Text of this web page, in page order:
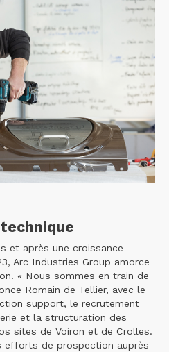
et après une croissance
Arc Industries Group amorce
« Nous sommes en train de
Romain de Tellier, avec le
support, le recrutement
et la structuration des
sites de Voiron et de Crolles.
efforts de prospection auprès